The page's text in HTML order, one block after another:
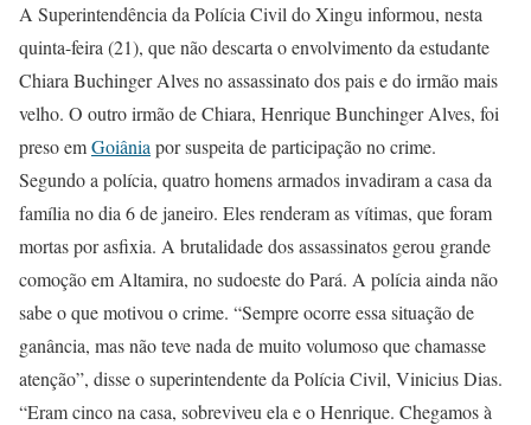
A Superintendência da Polícia Civil do Xingu informou, nesta
quinta-feira (21), que não descarta o envolvimento da estudante
Chiara Buchinger Alves no assassinato dos pais e do irmão mais
velho. O outro irmão de Chiara, Henrique Bunchinger Alves, foi
preso emGoiânia por suspeita de participação no crime.
Segundo a polícia, quatro homens armados invadiram a casa da
família no dia 6 de janeiro. Eles renderam as vítimas, que foram
mortas por asfixia. A brutalidade dos assassinatos gerou grande
comoção em Altamira, no sudoeste do Pará. A polícia ainda não
sabe o que motivou o crime. “Sempre ocorre essa situação de
ganância, mas não teve nada de muito volumoso que chamasse
atenção”, disse o superintendente da Polícia Civil, Vinicius Dias.
“Eram cinco na casa, sobreviveu ela e o Henrique. Chegamos à